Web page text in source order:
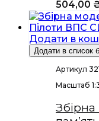
504,00
Додати в
Додати в список
Артикул
Масштаб
Збірна